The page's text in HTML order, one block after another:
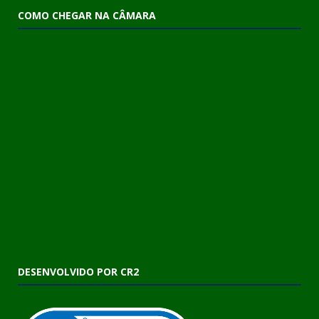
COMO CHEGAR NA CÂMARA
DESENVOLVIDO POR CR2